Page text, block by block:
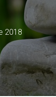
2018